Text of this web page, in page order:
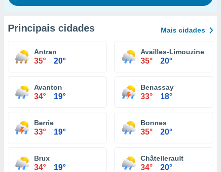
Principais cidades Mais cidades
Antran
35° 20°
Availles-Limouzine
35° 20°
Avanton
34° 19°
Benassay
33° 18°
Berrie
33° 19°
Bonnes
35° 20°
Brux
34° 19°
Châtellerault
34° 20°